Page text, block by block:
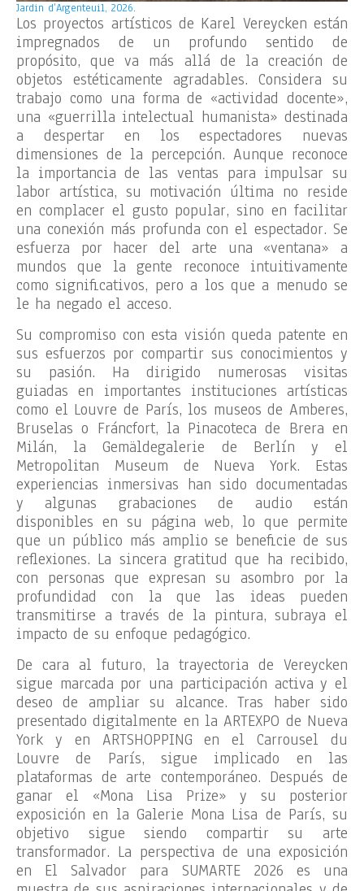
Jardin d’Argenteuil, 2026.
Los proyectos artísticos de Karel Vereycken están
impregnados de un profundo sentido de
propósito, que va más allá de la creación de
objetos estéticamente agradables. Considera su
trabajo como una forma de «actividad docente»,
una «guerrilla intelectual humanista» destinada
a despertar en los espectadores nuevas
dimensiones de la percepción. Aunque reconoce
la importancia de las ventas para impulsar su
labor artística, su motivación última no reside
en complacer el gusto popular, sino en facilitar
una conexión más profunda con el espectador. Se
esfuerza por hacer del arte una «ventana» a
mundos que la gente reconoce intuitivamente
como significativos, pero a los que a menudo se
le ha negado el acceso.
Su compromiso con esta visión queda patente en
sus esfuerzos por compartir sus conocimientos y
su pasión. Ha dirigido numerosas visitas
guiadas en importantes instituciones artísticas
como el Louvre de París, los museos de Amberes,
Bruselas o Fráncfort, la Pinacoteca de Brera en
Milán, la Gemäldegalerie de Berlín y el
Metropolitan Museum de Nueva York. Estas
experiencias inmersivas han sido documentadas
y algunas grabaciones de audio están
disponibles en su página web, lo que permite
que un público más amplio se beneficie de sus
reflexiones. La sincera gratitud que ha recibido,
con personas que expresan su asombro por la
profundidad con la que las ideas pueden
transmitirse a través de la pintura, subraya el
impacto de su enfoque pedagógico.
De cara al futuro, la trayectoria de Vereycken
sigue marcada por una participación activa y el
deseo de ampliar su alcance. Tras haber sido
presentado digitalmente en la ARTEXPO de Nueva
York y en ARTSHOPPING en el Carrousel du
Louvre de París, sigue implicado en las
plataformas de arte contemporáneo. Después de
ganar el «Mona Lisa Prize» y su posterior
exposición en la Galerie Mona Lisa de París, su
objetivo sigue siendo compartir su arte
transformador. La perspectiva de una exposición
en El Salvador para SUMARTE 2026 es una